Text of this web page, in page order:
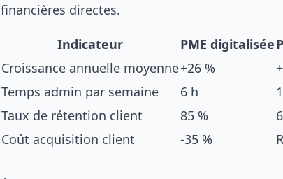
financières directes.
Indicateur PME digitalisée
Croissance annuelle moyenne+26 %
Temps admin par semaine
6 h
Taux de rétention client
85 %
Coût acquisition client
-35 %